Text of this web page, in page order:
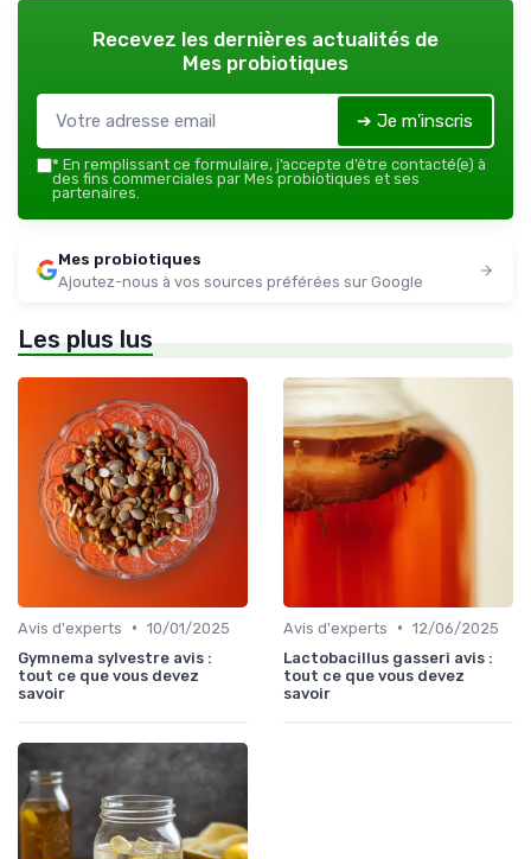
Recevez les dernières actualités de
Mes probiotiques
➔ Je m'inscris
* En remplissant ce formulaire, j’accepte d’être contacté(e) à
des fins commerciales par Mes probiotiques et ses
partenaires.
Mes probiotiques
Ajoutez-nous à vos sources préférées sur Google
Les plus lus
Avis d'experts • 10/01/2025
Gymnema sylvestre avis :
tout ce que vous devez
savoir
Avis d'experts • 12/06/2025
Lactobacillus gasseri avis :
tout ce que vous devez
savoir